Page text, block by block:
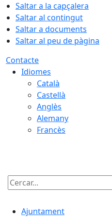
Saltar a la capçalera
Saltar al contingut
Saltar a documents
Saltar al peu de pàgina
Contacte
Idiomes
Català
Castellà
Anglès
Alemany
Francès
Cercar:
Ajuntament